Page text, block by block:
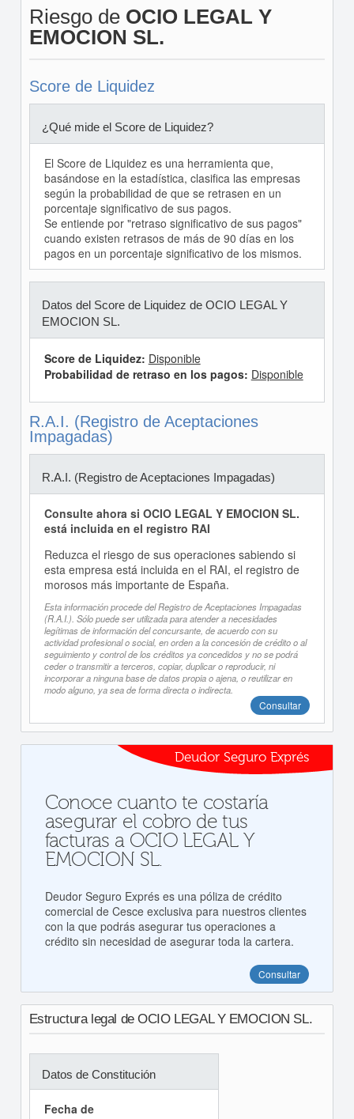
Riesgo de OCIO LEGAL Y
EMOCION SL.
Score de Liquidez
¿Qué mide el Score de Liquidez?
El Score de Liquidez es una herramienta que,
basándose en la estadística, clasifica las empresas
según la probabilidad de que se retrasen en un
porcentaje significativo de sus pagos.
Se entiende por "retraso significativo de sus pagos"
cuando existen retrasos de más de 90 días en los
pagos en un porcentaje significativo de los mismos.
Datos del Score de Liquidez de OCIO LEGAL Y
EMOCION SL.
Score de Liquidez: Disponible
Probabilidad de retraso en los pagos: Disponible
R.A.I. (Registro de Aceptaciones
Impagadas)
R.A.I. (Registro de Aceptaciones Impagadas)
Consulte ahora si OCIO LEGAL Y EMOCION SL.
está incluida en el registro RAI
Reduzca el riesgo de sus operaciones sabiendo si
esta empresa está incluida en el RAI, el registro de
morosos más importante de España.
Esta información procede del Registro de Aceptaciones Impagadas
(R.A.I.). Sólo puede ser utilizada para atender a necesidades
legítimas de información del concursante, de acuerdo con su
actividad profesional o social, en orden a la concesión de crédito o al
seguimiento y control de los créditos ya concedidos y no se podrá
ceder o transmitir a terceros, copiar, duplicar o reproducir, ni
incorporar a ninguna base de datos propia o ajena, o reutilizar en
modo alguno, ya sea de forma directa o indirecta.
Consultar
Deudor Seguro Exprés
Conoce cuanto te costaría
asegurar el cobro de tus
facturas a OCIO LEGAL Y
EMOCION SL.
Deudor Seguro Exprés es una póliza de crédito
comercial de Cesce exclusiva para nuestros clientes
con la que podrás asegurar tus operaciones a
crédito sin necesidad de asegurar toda la cartera.
Consultar
Estructura legal de OCIO LEGAL Y EMOCION SL.
Datos de Constitución
Fecha de